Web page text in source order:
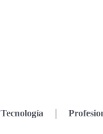
Tecnología